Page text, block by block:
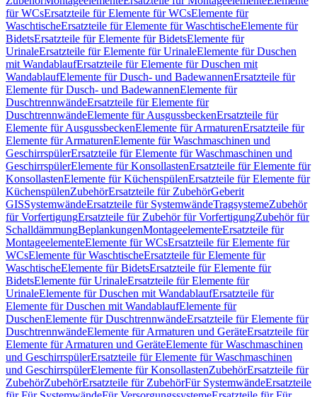
für WCsErsatzteile für Elemente für WCsElemente für
WaschtischeErsatzteile für Elemente für WaschtischeElemente für
BidetsErsatzteile für Elemente für BidetsElemente für
UrinaleErsatzteile für Elemente für UrinaleElemente für Duschen
mit WandablaufErsatzteile für Elemente für Duschen mit
WandablaufElemente für Dusch- und BadewannenErsatzteile für
Elemente für Dusch- und BadewannenElemente für
DuschtrennwändeErsatzteile für Elemente für
DuschtrennwändeElemente für AusgussbeckenErsatzteile für
Elemente für AusgussbeckenElemente für ArmaturenErsatzteile für
Elemente für ArmaturenElemente für Waschmaschinen und
GeschirrspülerErsatzteile für Elemente für Waschmaschinen und
GeschirrspülerElemente für KonsollastenErsatzteile für Elemente für
KonsollastenElemente für KüchenspülenErsatzteile für Elemente für
KüchenspülenZubehörErsatzteile für ZubehörGeberit
GISSystemwändeErsatzteile für SystemwändeTragsystemeZubehör
für VorfertigungErsatzteile für Zubehör für VorfertigungZubehör für
SchalldämmungBeplankungenMontageelementeErsatzteile für
MontageelementeElemente für WCsErsatzteile für Elemente für
WCsElemente für WaschtischeErsatzteile für Elemente für
WaschtischeElemente für BidetsErsatzteile für Elemente für
BidetsElemente für UrinaleErsatzteile für Elemente für
UrinaleElemente für Duschen mit WandablaufErsatzteile für
Elemente für Duschen mit WandablaufElemente für
DuschenElemente für DuschtrennwändeErsatzteile für Elemente für
DuschtrennwändeElemente für Armaturen und GeräteErsatzteile für
Elemente für Armaturen und GeräteElemente für Waschmaschinen
und GeschirrspülerErsatzteile für Elemente für Waschmaschinen
und GeschirrspülerElemente für KonsollastenZubehörErsatzteile für
ZubehörZubehörErsatzteile für ZubehörFür SystemwändeErsatzteile